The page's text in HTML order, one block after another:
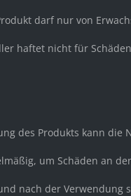
darf nur von
haftet nicht für
des Produkts kann die
um Schäden an
nach der